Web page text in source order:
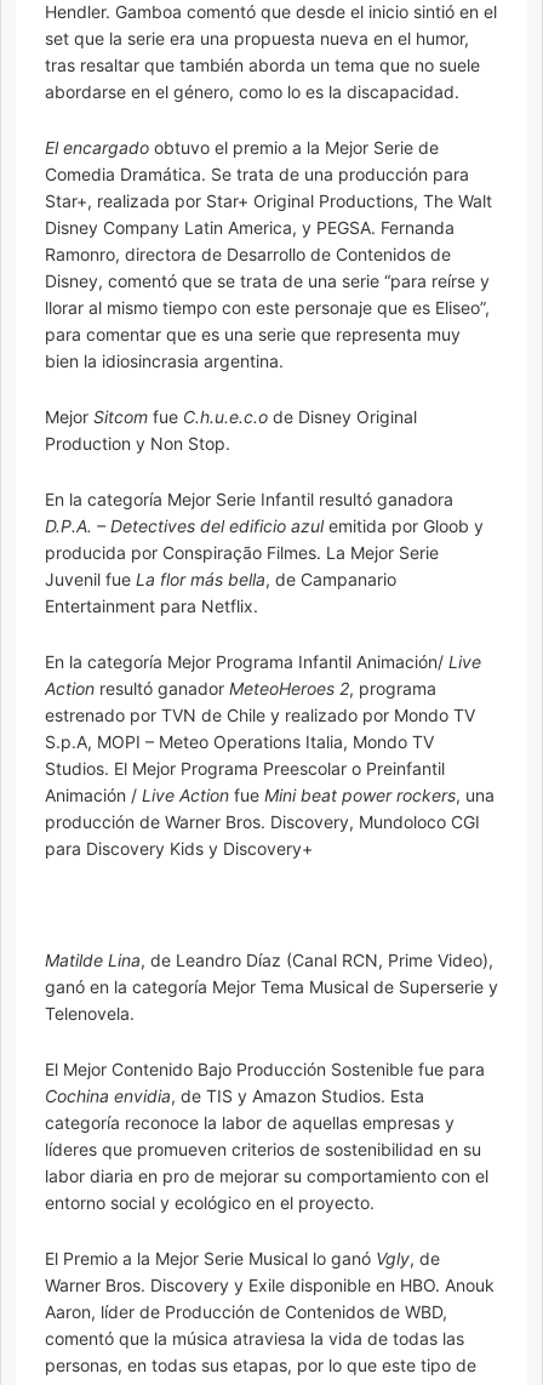
Hendler. Gamboa comentó que desde el inicio sintió en el
set que la serie era una propuesta nueva en el humor,
tras resaltar que también aborda un tema que no suele
abordarse en el género, como lo es la discapacidad.
El encargado obtuvo el premio a la Mejor Serie de
Comedia Dramática. Se trata de una producción para
Star+, realizada por Star+ Original Productions, The Walt
Disney Company Latin America, y PEGSA. Fernanda
Ramonro, directora de Desarrollo de Contenidos de
Disney, comentó que se trata de una serie “para reírse y
llorar al mismo tiempo con este personaje que es Eliseo”,
para comentar que es una serie que representa muy
bien la idiosincrasia argentina.
Mejor Sitcom fue C.h.u.e.c.o de Disney Original
Production y Non Stop.
En la categoría Mejor Serie Infantil resultó ganadora
D.P.A. – Detectives del edificio azulemitida por Gloob y
producida por Conspiração Filmes. La Mejor Serie
Juvenil fue La flor más bella, de Campanario
Entertainment para Netflix.
En la categoría Mejor Programa Infantil Animación/ Live
Action resultó ganador MeteoHeroes 2, programa
estrenado por TVN de Chile y realizado por Mondo TV
S.p.A, MOPI – Meteo Operations Italia, Mondo TV
Studios. El Mejor Programa Preescolar o Preinfantil
Animación / Live Action fue Mini beat power rockers, una
producción de Warner Bros. Discovery, Mundoloco CGI
para Discovery Kids y Discovery+
Matilde Lina, de Leandro Díaz (Canal RCN, Prime Video),
ganó en la categoría Mejor Tema Musical de Superserie y
Telenovela.
El Mejor Contenido Bajo Producción Sostenible fue para
Cochina envidia, de TIS y Amazon Studios. Esta
categoría reconoce la labor de aquellas empresas y
líderes que promueven criterios de sostenibilidad en su
labor diaria en pro de mejorar su comportamiento con el
entorno social y ecológico en el proyecto.
El Premio a la Mejor Serie Musical lo ganó Vgly, de
Warner Bros. Discovery y Exile disponible en HBO. Anouk
Aaron, líder de Producción de Contenidos de WBD,
comentó que la música atraviesa la vida de todas las
personas, en todas sus etapas, por lo que este tipo de